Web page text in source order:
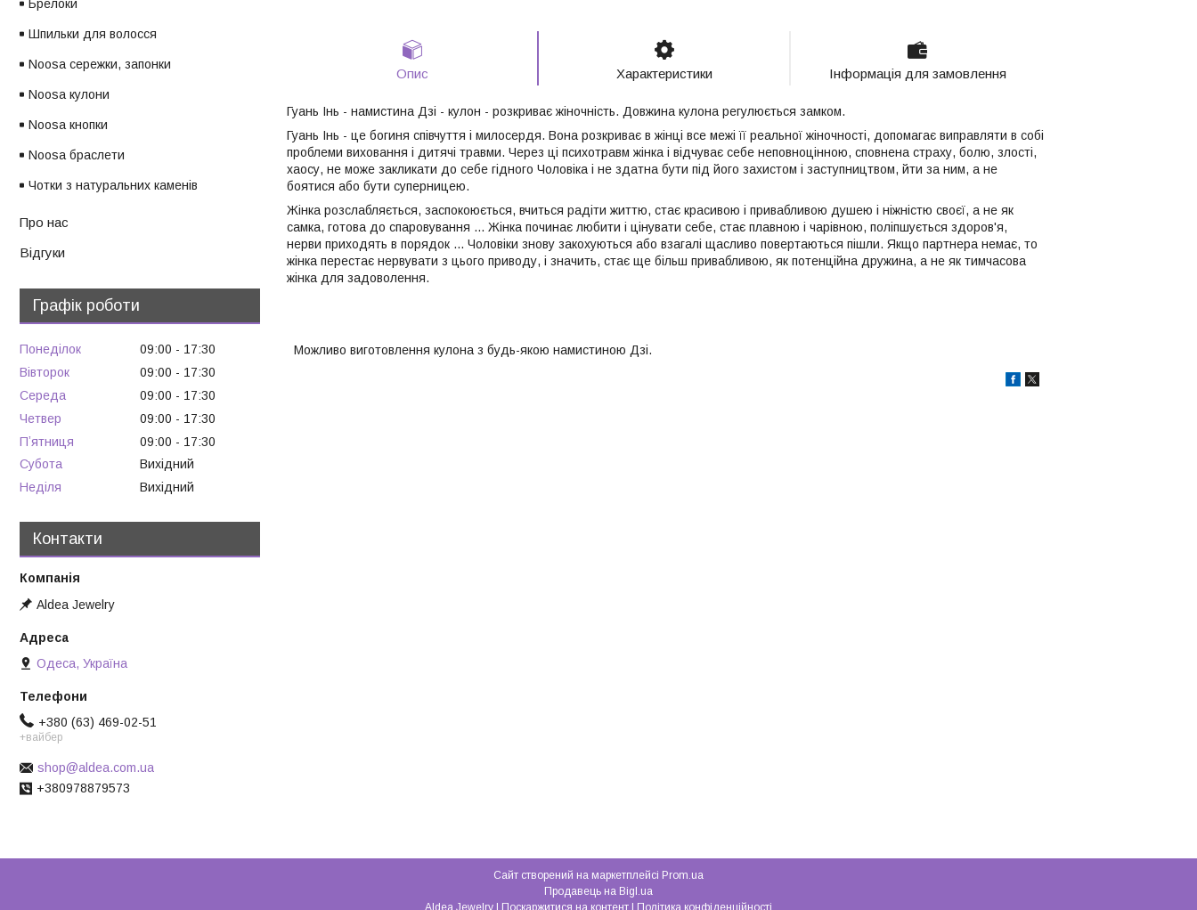
Опис Характеристики Інформація для замовлення
Гуань Інь - намистина Дзі - кулон - розкриває жіночність. Довжина кулона регулюється замком.
Гуань Інь - це богиня співчуття і милосердя. Вона розкриває в жінці все межі її реальної жіночності, допомагає виправляти в собі
проблеми виховання і дитячі травми. Через ці психотравм жінка і відчуває себе неповноцінною, сповнена страху, болю, злості,
хаосу, не може закликати до себе гідного Чоловіка і не здатна бути під його захистом і заступництвом, йти за ним, а не
боятися або бути суперницею.
Жінка розслабляється, заспокоюється, вчиться радіти життю, стає красивою і привабливою душею і ніжністю своєї, а не як
самка, готова до спаровування ... Жінка починає любити і цінувати себе, стає плавною і чарівною, поліпшується здоров'я,
нерви приходять в порядок ... Чоловіки знову закохуються або взагалі щасливо повертаються пішли. Якщо партнера немає, то
жінка перестає нервувати з цього приводу, і значить, стає ще більш привабливою, як потенційна дружина, а не як тимчасова
жінка для задоволення.
Можливо виготовлення кулона з будь-якою намистиною Дзі.
Брелоки
Шпильки для волосся
Noosa сережки, запонки
Noosa кулони
Noosa кнопки
Noosa браслети
Чотки з натуральних каменів
Про нас
Відгуки
Графік роботи
Понеділок 09:00
17:30
Вівторок
09:00
17:30
Середа
09:00
17:30
Четвер
09:00
17:30
Пʼятниця
09:00
17:30
Субота
Вихідний
Неділя
Вихідний
Контакти
Aldea Jewelry
Одеса, Україна
+380 (63) 469-02-51
+вайбер
shop@aldea.com.ua
+380978879573
Сайт створений на маркетплейсі Prom.ua
Продавець на Bigl.ua
Поскаржитися на контент Політика конфіденційності